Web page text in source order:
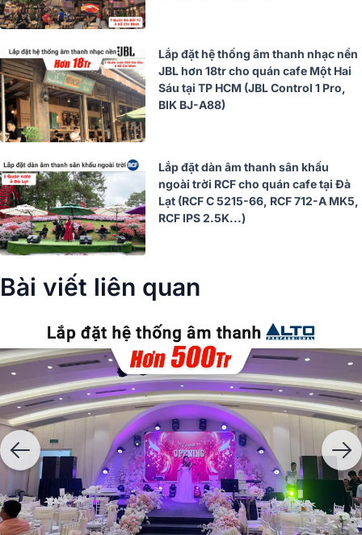
Lắp đặt hệ thống âm thanh nhạc nền
JBL hơn 18tr cho quán cafe Một Hai
Sáu tại TP HCM (JBL Control 1 Pro,
BIK BJ-A88)
Lắp đặt dàn âm thanh sân khấu
ngoài trời RCF cho quán cafe tại Đà
Lạt (RCF C 5215-66, RCF 712-A MK5,
RCF IPS 2.5K...)
Bài viết liên quan